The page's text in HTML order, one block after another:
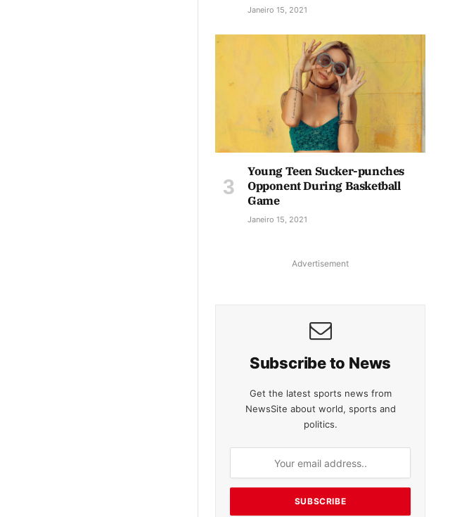
Janeiro 15, 2021
Young Teen Sucker-punches
Opponent During Basketball
Game
Janeiro 15, 2021
Advertisement
Subscribe to News
Get the latest sports news from
NewsSite about world, sports and
politics.